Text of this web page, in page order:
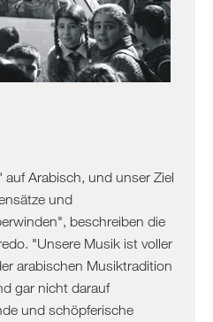
Arabisch, und unser Ziel
und
beschreiben die
"Unsere Musik ist voller
arabischen Musiktradition
gar nicht darauf
und schöpferische